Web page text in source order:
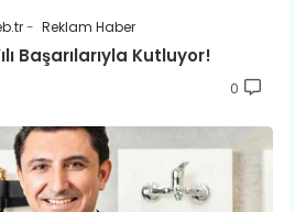
Reklam Haber
Başarılarıyla Kutluyor!
0